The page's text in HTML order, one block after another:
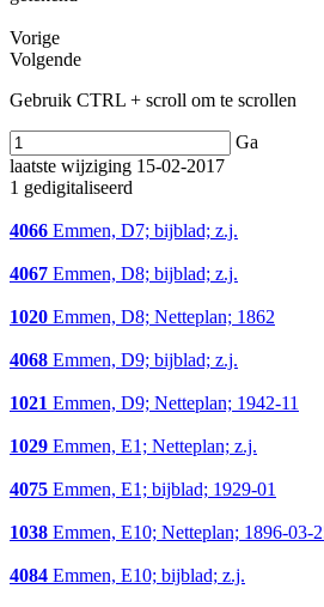
Vorige
Volgende
Gebruik CTRL + scroll om te scrollen
Ga
laatste wijziging 15-02-2017
1 gedigitaliseerd
4066 Emmen, D7; bijblad; z.j.
4067 Emmen, D8; bijblad; z.j.
1020 Emmen, D8; Netteplan; 1862
4068 Emmen, D9; bijblad; z.j.
1021 Emmen, D9; Netteplan; 1942-11
1029 Emmen, E1; Netteplan; z.j.
4075 Emmen, E1; bijblad; 1929-01
1038 Emmen, E10; Netteplan; 1896-03-
4084 Emmen, E10; bijblad; z.j.